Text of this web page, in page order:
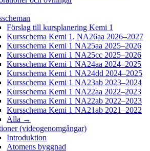
Förslag till kursplanering Kemi 1
Kursschema Kemi 1, NA26aa 2026–2027
Kursschema Kemi 1 NA25aa 2025–2026
Kursschema Kemi 1 NA25cc 2025–2026
Kursschema Kemi 1 NA24aa 2024–2025
Kursschema Kemi 1 NA24dd 2024–2025
Kursschema Kemi 1 NA23ab 2023–2024
Kursschema Kemi 1 NA22aa 2022–2023
Kursschema Kemi 1 NA22ab 2022–2023
Kursschema Kemi 1 NA21ab 2021–2022
Alla →
(videogenomgångar)
Introduktion
Atomens byggnad